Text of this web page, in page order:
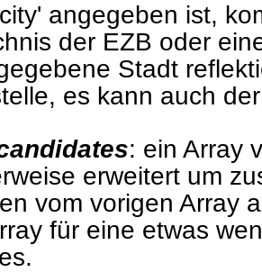
angegeben ist,
der EZB oder
Stadt
es kann auch
: ein Array
erweitert um
vom vorigen Array
für eine etwas